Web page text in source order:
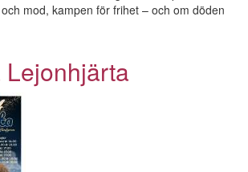
mod, kampen för frihet – och om döden